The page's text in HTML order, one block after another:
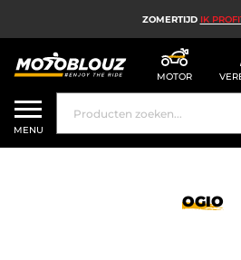
ZOMERTIJD IK
MOTOR
MOTORHELM
MOTORUITRUSTING
MENU
OGIO